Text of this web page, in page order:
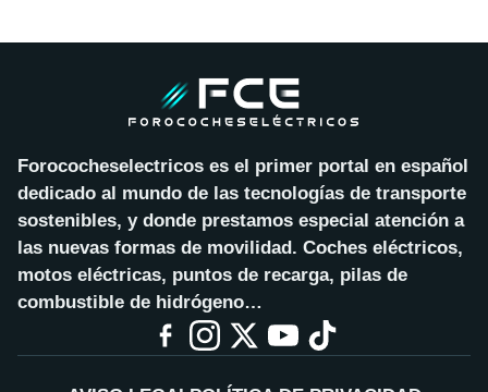
Forococheselectricos es el primer portal en español
dedicado al mundo de las tecnologías de transporte
sostenibles, y donde prestamos especial atención a
las nuevas formas de movilidad. Coches eléctricos,
motos eléctricas, puntos de recarga, pilas de
combustible de hidrógeno…